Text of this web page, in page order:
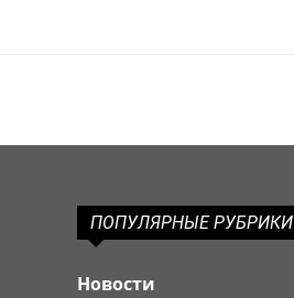
ПОПУЛЯРНЫЕ РУБРИКИ
Новости